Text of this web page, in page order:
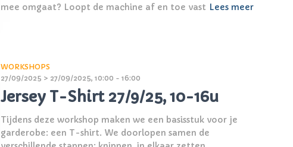
mee omgaat? Loopt de machine af en toe vast Lees meer
WORKSHOPS
27/09/2025 > 27/09/2025, 10:00 - 16:00
Jersey T-Shirt 27/9/25, 10-16u
Tijdens deze workshop maken we een basisstuk voor je
garderobe: een T-shirt. We doorlopen samen de